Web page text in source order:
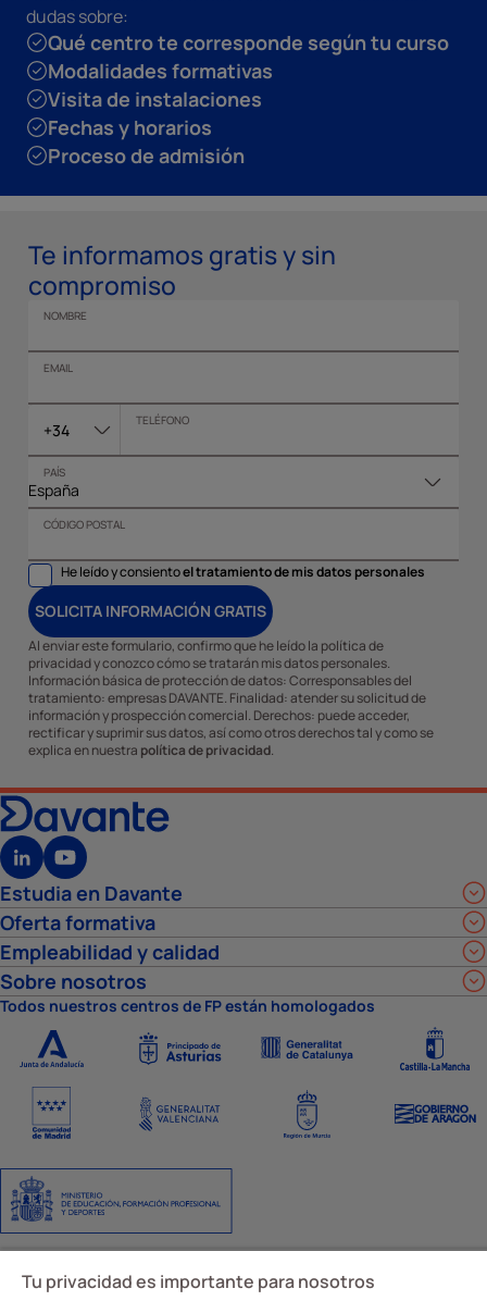
dudas sobre:
Qué centro te corresponde según tu curso
Modalidades formativas
Visita de instalaciones
Fechas y horarios
Proceso de admisión
Te informamos gratis y sin
compromiso
NOMBRE
EMAIL
+34 TELÉFONO
PAÍS
CÓDIGO POSTAL
He leído y consientoel tratamiento de mis datos personales
SOLICITA INFORMACIÓN GRATIS
Al enviar este formulario, confirmo que he leído la política de
privacidad y conozco cómo se tratarán mis datos personales.
Información básica de protección de datos: Corresponsables del
tratamiento: empresas DAVANTE. Finalidad: atender su solicitud de
información y prospección comercial. Derechos: puede acceder,
rectificar y suprimir sus datos, así como otros derechos tal y como se
explica en nuestra política de privacidad.
Estudia en Davante
Oferta formativa
Empleabilidad y calidad
Sobre nosotros
Todos nuestros centros de FP están homologados
Código y canal ético
Tu privacidad es importante para nosotros